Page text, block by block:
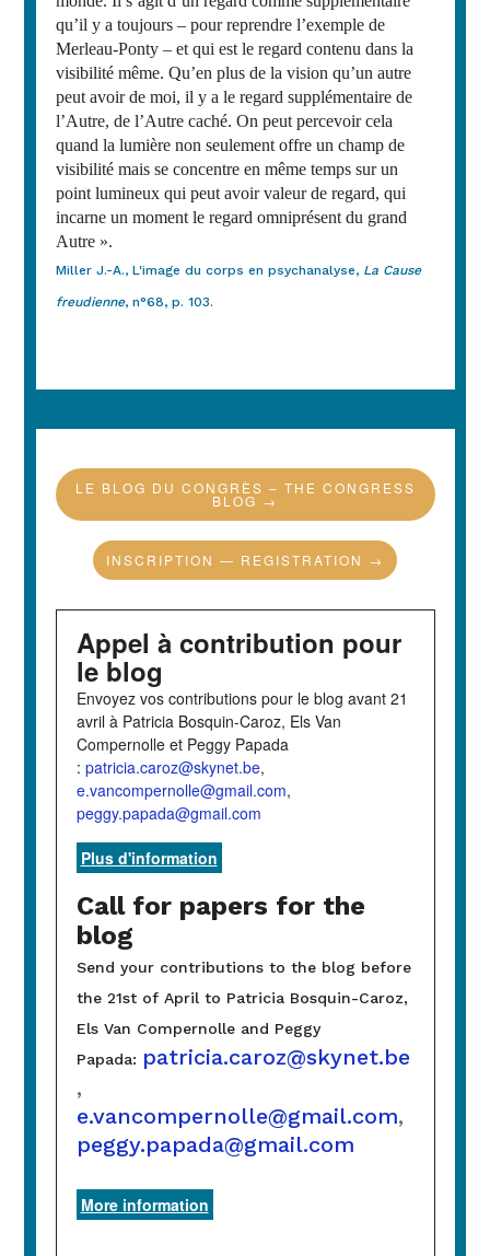
qu’il y a toujours – pour reprendre l’exemple de
Merleau-Ponty – et qui est le regard contenu dans la
visibilité même. Qu’en plus de la vision qu’un autre
peut avoir de moi, il y a le regard supplémentaire de
l’Autre, de l’Autre caché. On peut percevoir cela
quand la lumière non seulement offre un champ de
visibilité mais se concentre en même temps sur un
point lumineux qui peut avoir valeur de regard, qui
incarne un moment le regard omniprésent du grand
Autre ».
Miller J.-A., L'image du corps en psychanalyse, La Cause
freudienne, n°68, p. 103.
LE BLOG DU CONGRÈS – THE CONGRESS
BLOG →
INSCRIPTION — REGISTRATION →
Appel à contribution pour
le blog
Envoyez vos contributions pour le blog avant 21
avril à Patricia Bosquin-Caroz, Els Van
Compernolle et Peggy Papada
: patricia.caroz@skynet.be,
e.vancompernolle@gmail.com,
peggy.papada@gmail.com
Plus d'information
Call for papers for the
blog
Send your contributions to the blog before
the 21st of April to Patricia Bosquin-Caroz,
Els Van Compernolle and Peggy
Papada: patricia.caroz@skynet.be
,
e.vancompernolle@gmail.com,
peggy.papada@gmail.com
More information